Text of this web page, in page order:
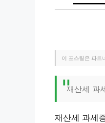
이 포스팅은 파트
재산세 과
재산세 과세